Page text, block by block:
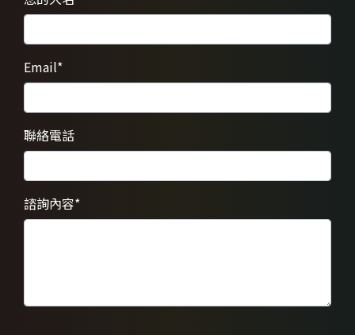
Email*
聯絡電話
諮詢內容*